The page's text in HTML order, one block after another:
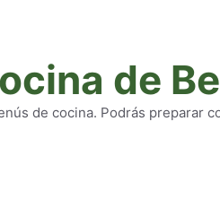
de
de cocina. Podrás preparar